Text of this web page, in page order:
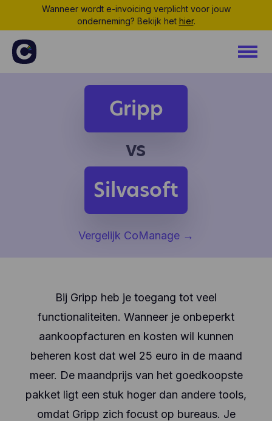
Wanneer wordt e-invoicing verplicht voor jouw
onderneming? Bekijk het hier.
Gripp
vs
Silvasoft
Vergelijk CoManage →
Bij Gripp heb je toegang tot veel
functionaliteiten. Wanneer je onbeperkt
aankoopfacturen en kosten wil kunnen
beheren kost dat wel 25 euro in de maand
meer. De maandprijs van het goedkoopste
pakket ligt een stuk hoger dan andere tools,
omdat Gripp zich focust op bureaus. Je